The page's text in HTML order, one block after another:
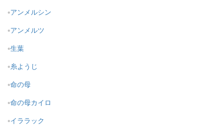
アンメルシン
アンメルツ
生葉
糸ようじ
命の母
命の母カイロ
イララック